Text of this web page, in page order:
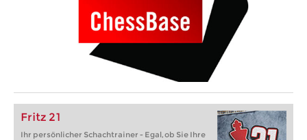
Fritz 21
Ihr persönlicher Schachtrainer - Egal, ob Sie Ihre